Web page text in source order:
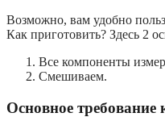
Возможно, вам удобно
Как приготовить? Здесь 2
Все компоненты
Смешиваем.
Основное требование